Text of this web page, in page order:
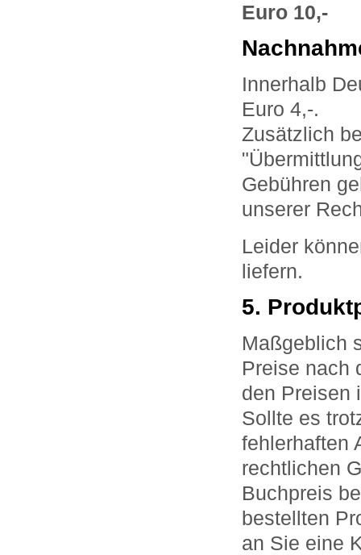
Euro 10,-
Innerhalb
Euro 4,-.
Zusätzlich
Gebühren
unserer
Leider
liefern.
5.
Maßgeblich
Preise nach
den Preisen
Sollte es
fehlerhaften
rechtlichen
Buchpreis
bestellten
an Sie eine